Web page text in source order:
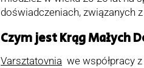
doświadczeniach, związanych
Czym jest Krąg Małych
Varsztatovnia we współpracy